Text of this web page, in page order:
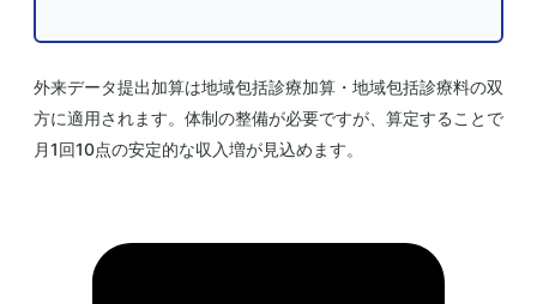
外来データ提出加算は地域包括診療加算・地域包括診療料の双
方に適用されます。体制の整備が必要ですが、算定することで
月1回10点の安定的な収入増が見込めます。